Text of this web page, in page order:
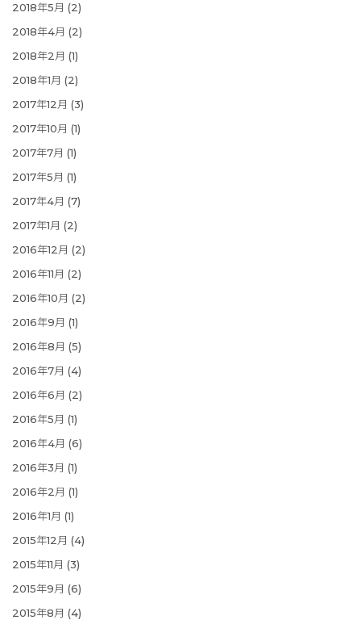
2018年5月 (2)
2018年4月 (2)
2018年2月 (1)
2018年1月 (2)
2017年12月 (3)
2017年10月 (1)
2017年7月 (1)
2017年5月 (1)
2017年4月 (7)
2017年1月 (2)
2016年12月 (2)
2016年11月 (2)
2016年10月 (2)
2016年9月 (1)
2016年8月 (5)
2016年7月 (4)
2016年6月 (2)
2016年5月 (1)
2016年4月 (6)
2016年3月 (1)
2016年2月 (1)
2016年1月 (1)
2015年12月 (4)
2015年11月 (3)
2015年9月 (6)
2015年8月 (4)